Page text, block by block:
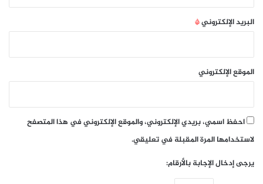
البريد الإلكتروني*
الموقع الإلكتروني
احفظ اسمي، بريدي الإلكتروني، والموقع الإلكتروني في هذا المتصفح
لاستخدامها المرة المقبلة في تعليقي.
يرجى إدخال الإجابة بالأرقام: